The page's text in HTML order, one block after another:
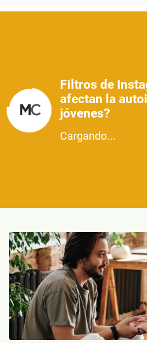
Filtros de
afectan la
jóvenes?
Cargando...